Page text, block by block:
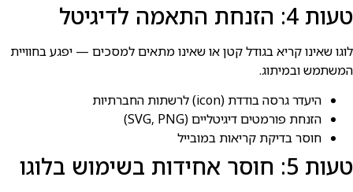
טעות 4: הזנחת התאמה לדיגיטל
לוגו שאינו קריא בגודל קטן או שאינו מתאים למסכים — יפגע בחוויית
המשתמש ובמיתוג.
היעדר גרסה בודדת (icon) לרשתות החברתיות
הזנחת פורמטים דיגיטליים (SVG, PNG)
חוסר בדיקת קריאות במובייל
טעות 5: חוסר אחידות בשימוש בלוגו